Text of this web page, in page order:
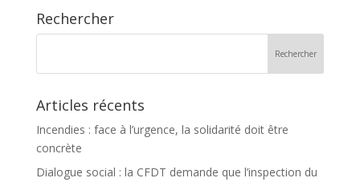
Rechercher
Articles récents
Incendies : face à l’urgence, la solidarité doit être
concrète
Dialogue social : la CFDT demande que l’inspection du